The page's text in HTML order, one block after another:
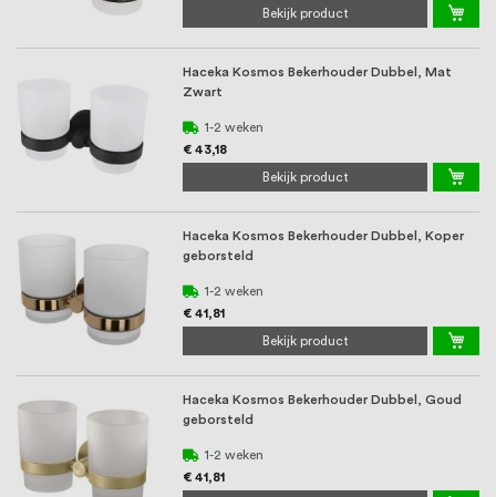
Bekijk product
Haceka Kosmos Bekerhouder Dubbel, Mat
Zwart
1-2 weken
€ 43,18
Bekijk product
Haceka Kosmos Bekerhouder Dubbel, Koper
geborsteld
1-2 weken
€ 41,81
Bekijk product
Haceka Kosmos Bekerhouder Dubbel, Goud
geborsteld
1-2 weken
€ 41,81